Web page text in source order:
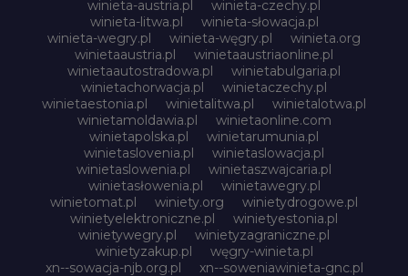
winieta-austria.pl
winieta-czechy.pl
winieta-litwa.pl
winieta-słowacja.pl
winieta-wegry.pl
winieta-węgry.pl
winieta.org
winietaaustria.pl
winietaaustriaonline.pl
winietaautostradowa.pl
winietabulgaria.pl
winietachorwacja.pl
winietaczechy.pl
winietaestonia.pl
winietalitwa.pl
winietalotwa.pl
winietamoldawia.pl
winietaonline.com
winietapolska.pl
winietarumunia.pl
winietaslovenia.pl
winietaslowacja.pl
winietaslowenia.pl
winietaszwajcaria.pl
winietasłowenia.pl
winietawegry.pl
winietomat.pl
winiety.org
winietydrogowe.pl
winietyelektroniczne.pl
winietyestonia.pl
winietywegry.pl
winietyzagraniczne.pl
winietyzakup.pl
węgry-winieta.pl
xn--sowacja-njb.org.pl
xn--soweniawinieta-gnc.pl